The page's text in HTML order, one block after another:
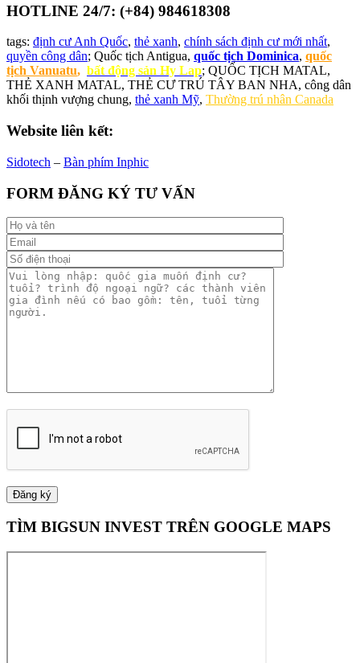
HOTLINE 24/7: (+84) 984618308
tags: định cư Anh Quốc, thẻ xanh, chính sách định cư mới nhất,
quyền công dân; Quốc tịch Antigua, quốc tịch Dominica, quốc
tịch Vanuatu, bất động sản Hy Lap; QUỐC TỊCH MATAL,
THẺ XANH MATAL, THẺ CƯ TRÚ TÂY BAN NHA, công dân
khối thịnh vượng chung, thẻ xanh Mỹ, Thường trú nhân Canada
Website liên kết:
Sidotech – Bàn phím Inphic
FORM ĐĂNG KÝ TƯ VẤN
TÌM BIGSUN INVEST TRÊN GOOGLE MAPS